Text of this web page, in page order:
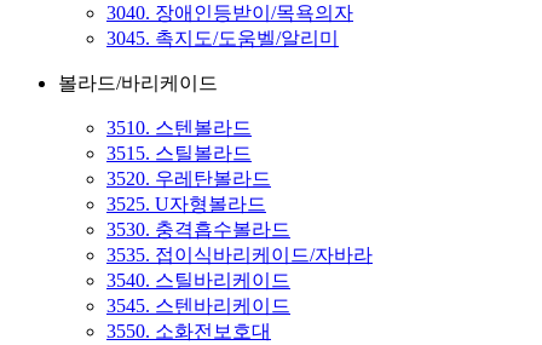
3040. 장애인등받이/목욕의자
3045. 촉지도/도움벨/알리미
볼라드/바리케이드
3510. 스텐볼라드
3515. 스틸볼라드
3520. 우레탄볼라드
3525. U자형볼라드
3530. 충격흡수볼라드
3535. 접이식바리케이드/자바라
3540. 스틸바리케이드
3545. 스텐바리케이드
3550. 소화전보호대